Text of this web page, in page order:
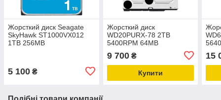
Жорсткий диск Seagate
SkyHawk ST1000VX012
1TB 256MB
5 100 ₴
Жорсткий диск
WD20PURX-78 2TB
5400RPM 64MB
9 700₴
Купити
15